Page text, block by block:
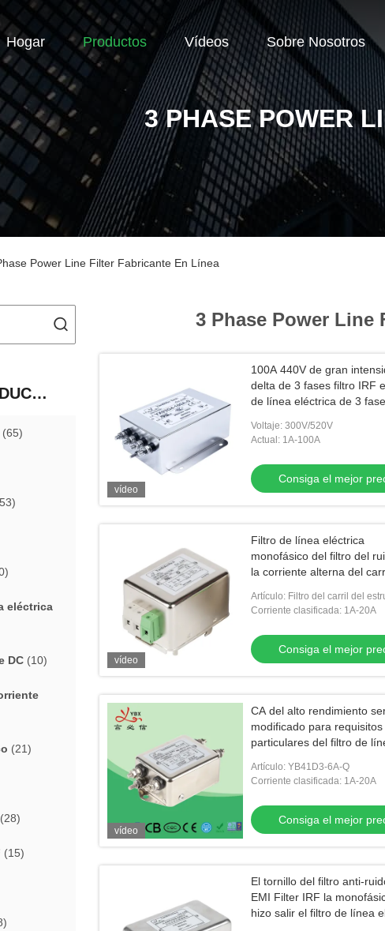
Hogar Productos Vídeos Sobre Nosotros
3 PHASE POWER
Power Line Filter Fabricante En Línea
TODOS LOS PRODUCTOS
(65)
eléctrica
DC (10)
(21)
(28)
(15)
3 Phase Power Line
vídeo
100A 440V de gran
delta de 3 fases filtro IRF
de línea eléctrica de 3
Voltaje: 300V/520V
Actual: 1A-100A
Consiga el mejor
vídeo
Filtro de línea eléctrica
monofásico del filtro del
la corriente alterna del
electrónico
Artículo: Filtro del carril del
Corriente clasificada: 1A-20A
Consiga el mejor
vídeo
CA del alto rendimiento
modificado para requisitos
particulares del filtro de
Artículo: YB41D3-6A-Q
Corriente clasificada: 1A-20A
Consiga el mejor
El tornillo del filtro anti-
EMI Filter IRF la
hizo salir el filtro de línea